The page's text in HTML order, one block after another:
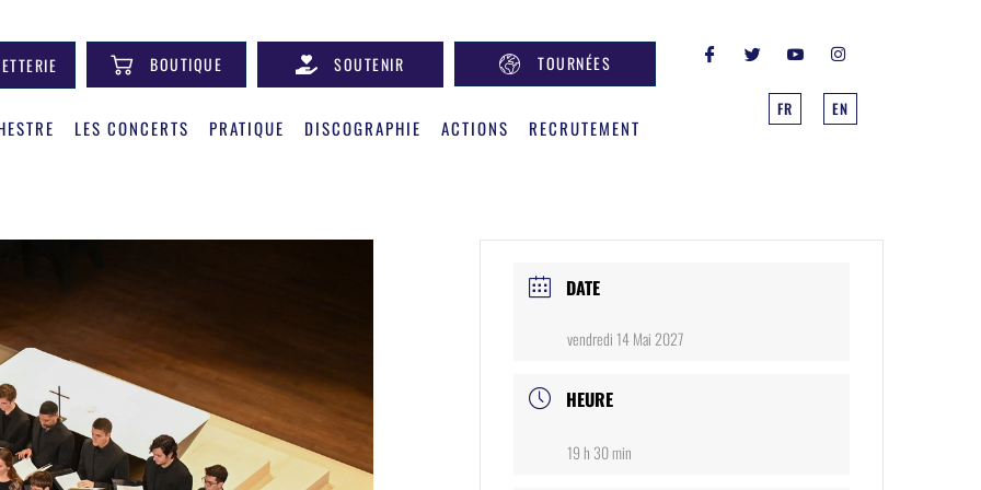
BOUTIQUE SOUTENIR TOURNÉES
LES CONCERTS PRATIQUE DISCOGRAPHIE ACTIONS RECRUTEMENT
FR EN
DATE
vendredi 14 Mai 2027
HEURE
19 h 30 min